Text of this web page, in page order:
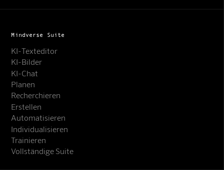
Mindverse Suite
KI-Texteditor
KI-Bilder
KI-Chat
Planen
Recherchieren
Erstellen
Automatisieren
Individualisieren
Trainieren
Vollständige Suite